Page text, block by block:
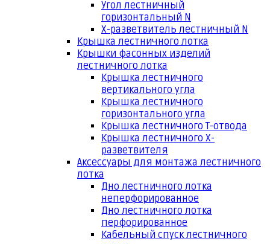
Угол лестничный
горизонтальный N
Х-разветвитель лестничный N
Крышка лестничного лотка
Крышки фасонных изделий
лестничного лотка
Крышка лестничного
вертикального угла
Крышка лестничного
горизонтального угла
Крышка лестничного Т-отвода
Крышка лестничного Х-
разветвителя
Аксессуары для монтажа лестничного
лотка
Дно лестничного лотка
неперфорированное
Дно лестничного лотка
перфорированное
Кабельный спуск лестничного